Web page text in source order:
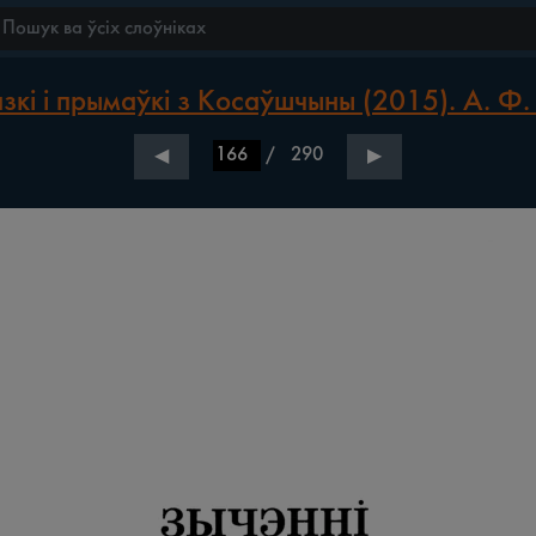
і прымаўкі з Косаўшчыны (2015). А.
◀ / 290 ▶